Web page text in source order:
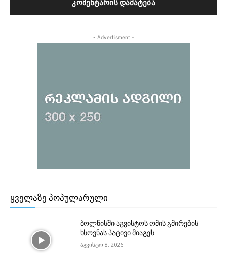
- Advertisment -
ᲧᲕᲔᲚᲐᲖᲔ ᲞᲝᲞᲣᲚᲐᲠᲣᲚᲘ
ბოლნისში აგვისტოს ომის გმირების
ხსოვნას პატივი მიაგეს
აგვისტო 8, 2026